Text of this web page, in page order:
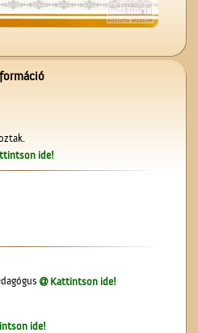
épülete
megyében.
30.
történelem
ide!
Kattintson ide!
ide!